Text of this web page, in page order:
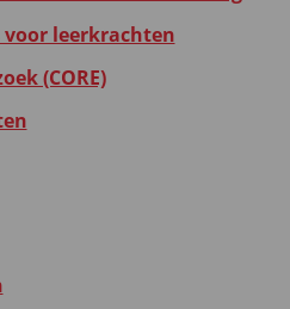
voor leerkrachten
(CORE)